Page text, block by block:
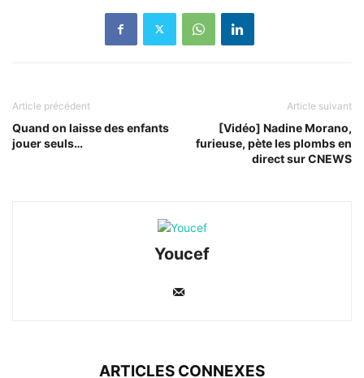
Article précédent
Quand on laisse des enfants
jouer seuls…
Article suivant
[Vidéo] Nadine Morano,
furieuse, pète les plombs en
direct sur CNEWS
Youcef
ARTICLES CONNEXES